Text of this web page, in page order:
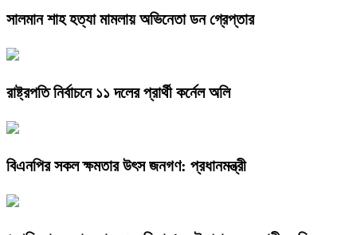
সালমান শাহ হত্যা মামলায় অভিনেতা ডন গ্রেপ্তার
রাষ্ট্রপতি নির্বাচনে ১১ দলের প্রার্থী কর্নেল অলি
বিএনপির সকল ক্ষমতার উৎস জনগণ: প্রধানমন্ত্রী